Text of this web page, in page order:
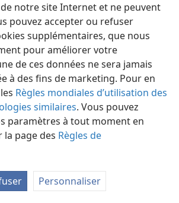
notre site Internet et ne peuvent
pouvez accepter ou refuser
supplémentaires, que nous
pour améliorer votre
de ces données ne sera jamais
à des fins de marketing. Pour en
Règles mondiales d’utilisation des
similaires. Vous pouvez
paramètres à tout moment en
page des Règles de
Personnaliser
Préférences
Tower Bible and Tract Society of Pennsylvania
d’utilisation
Règles de confidentialité
JW.ORG Se connecter